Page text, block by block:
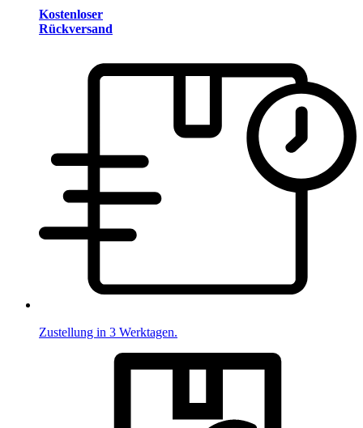
Kostenloser
Rückversand
Zustellung in 3 Werktagen.